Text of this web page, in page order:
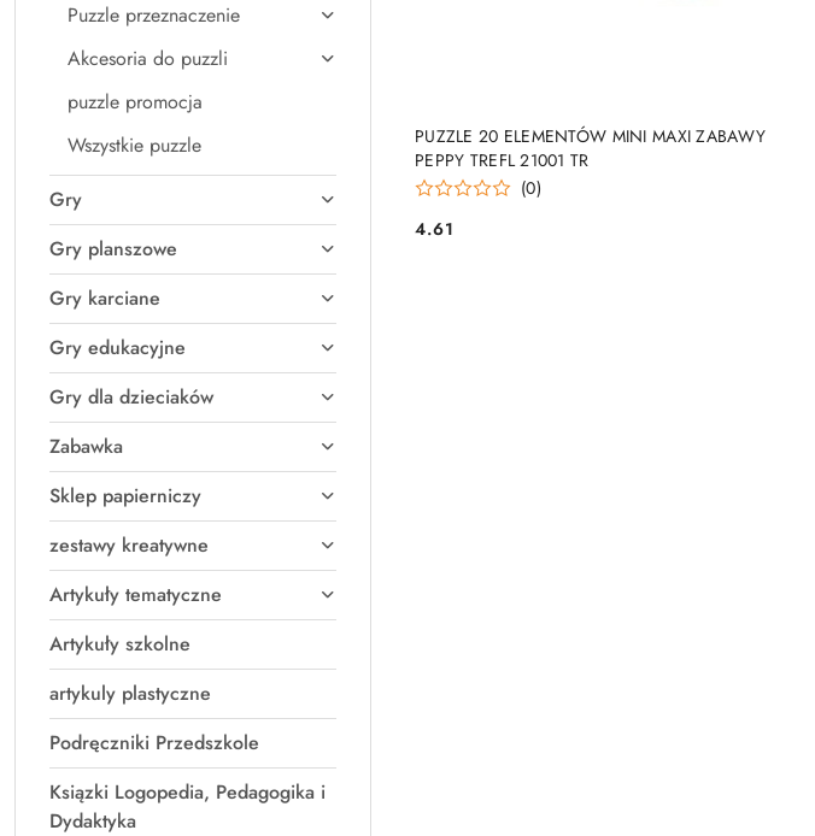
Puzzle przeznaczenie
Akcesoria do puzzli
puzzle promocja
Wszystkie puzzle
Gry
Gry planszowe
Gry karciane
Gry edukacyjne
Gry dla dzieciaków
Zabawka
Sklep papierniczy
zestawy kreatywne
Artykuły tematyczne
Artykuły szkolne
artykuly plastyczne
Podręczniki Przedszkole
Ksiązki Logopedia, Pedagogika i
Dydaktyka
PUZZLE 20 ELEMENTÓW MINI MAXI ZABAWY
PEPPY TREFL 21001 TR
(0)
Cena:
4.61
PRODUKT NIEDOSTĘPNY